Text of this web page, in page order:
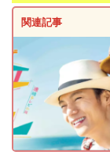
関連記事